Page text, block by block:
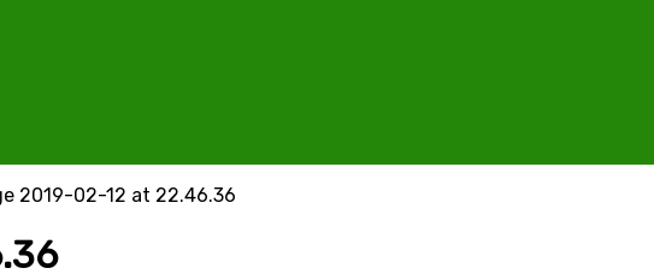
2019-02-12 at 22.46.36